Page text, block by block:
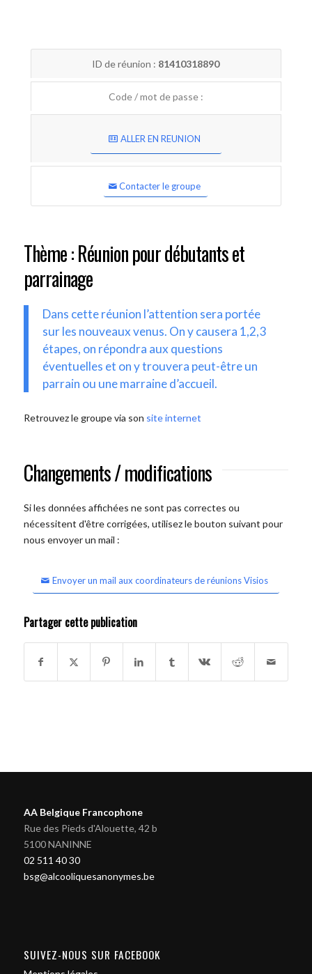
ID de réunion : 81410318890
Code / mot de passe :
ALLER EN REUNION
Contacter le groupe
Thème : Réunion pour débutants et
parrainage
Dans cette réunion l’attention sera portée
sur les nouveaux venus. On y causera 1,2,3
étapes, on répondra aux questions
éventuelles et on y trouvera peut-être un
parrain ou une marraine d’accueil.
Retrouvez le groupe via son site internet
Changements / modifications
Si les données affichées ne sont pas correctes ou
nécessitent d'être corrigées, utilisez le bouton suivant pour
nous envoyer un mail :
Envoyer un mail aux coordinateurs de réunions Visios
Partager cette publication
AA Belgique Francophone
Rue des Pieds d'Alouette, 42 b
5100 NANINNE
02 511 40 30
bsg@alcooliquesanonymes.be
SUIVEZ-NOUS SUR FACEBOOK